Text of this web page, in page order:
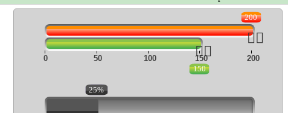
200
👆🏻
👆🏻
150
0 50 100 150 200
25%